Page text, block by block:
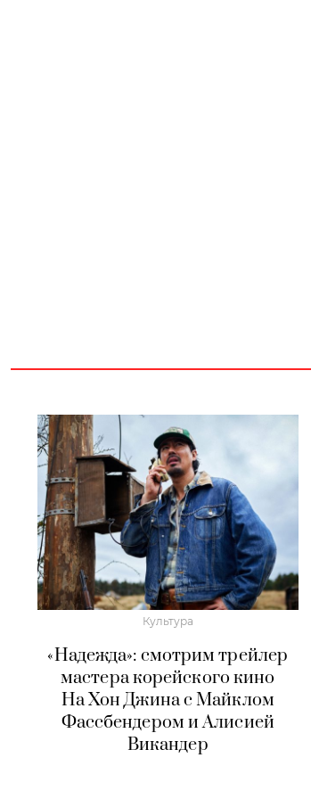
Культура
«Надежда»: смотрим трейлер
мастера корейского кино
На Хон Джина с Майклом
Фассбендером и Алисией
Викандер